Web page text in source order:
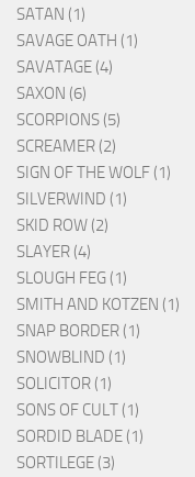
SATAN (1)
SAVAGE OATH (1)
SAVATAGE (4)
SAXON (6)
SCORPIONS (5)
SCREAMER (2)
SIGN OF THE WOLF (1)
SILVERWIND (1)
SKID ROW (2)
SLAYER (4)
SLOUGH FEG (1)
SMITH AND KOTZEN (1)
SNAP BORDER (1)
SNOWBLIND (1)
SOLICITOR (1)
SONS OF CULT (1)
SORDID BLADE (1)
SORTILEGE (3)